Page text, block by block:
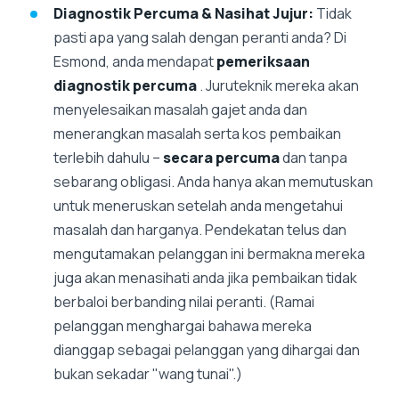
Diagnostik Percuma & Nasihat Jujur: Tidak
pasti apa yang salah dengan peranti anda? Di
Esmond, anda mendapatpemeriksaan
diagnostik percuma. Juruteknik mereka akan
menyelesaikan masalah gajet anda dan
menerangkan masalah serta kos pembaikan
terlebih dahulu –secara percumadan tanpa
sebarang obligasi. Anda hanya akan memutuskan
untuk meneruskan setelah anda mengetahui
masalah dan harganya. Pendekatan telus dan
mengutamakan pelanggan ini bermakna mereka
juga akan menasihati anda jika pembaikan tidak
berbaloi berbanding nilai peranti. (Ramai
pelanggan menghargai bahawa mereka
dianggap sebagai pelanggan yang dihargai dan
bukan sekadar "wang tunai".)